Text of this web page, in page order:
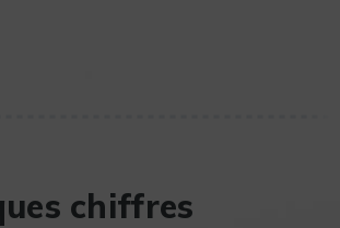
chiffres